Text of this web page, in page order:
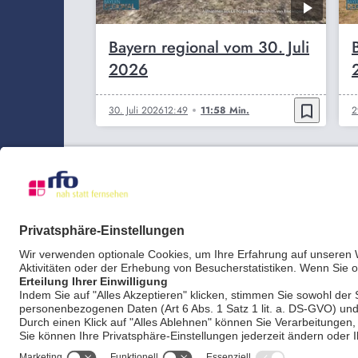
Bayern regional vom 30. Juli
2026
30. Juli 202612:49 11:58 Min. bookmark_border